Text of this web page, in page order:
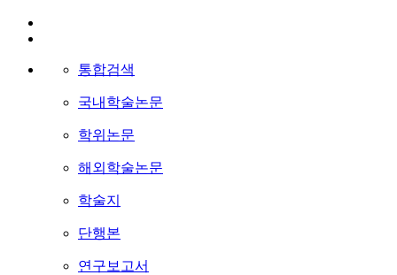
통합검색
국내학술논문
학위논문
해외학술논문
학술지
단행본
연구보고서